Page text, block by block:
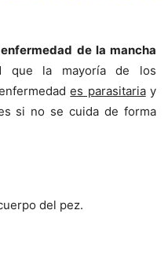
de la mancha
que la mayoría de los
es parasitariay
si no se cuida de forma
del pez.